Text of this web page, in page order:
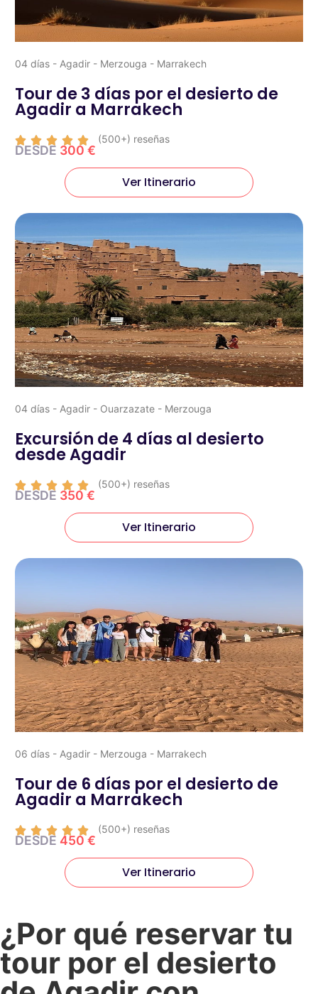
04 días - Agadir - Merzouga - Marrakech
Tour de 3 días por el desierto de
Agadir a Marrakech
     (500+) reseñas
DESDE 300 €
Ver Itinerario
04 días - Agadir - Ouarzazate - Merzouga
Excursión de 4 días al desierto
desde Agadir
     (500+) reseñas
DESDE 350 €
Ver Itinerario
06 días - Agadir - Merzouga - Marrakech
Tour de 6 días por el desierto de
Agadir a Marrakech
     (500+) reseñas
DESDE 450 €
Ver Itinerario
¿Por qué reservar tu
tour por el desierto